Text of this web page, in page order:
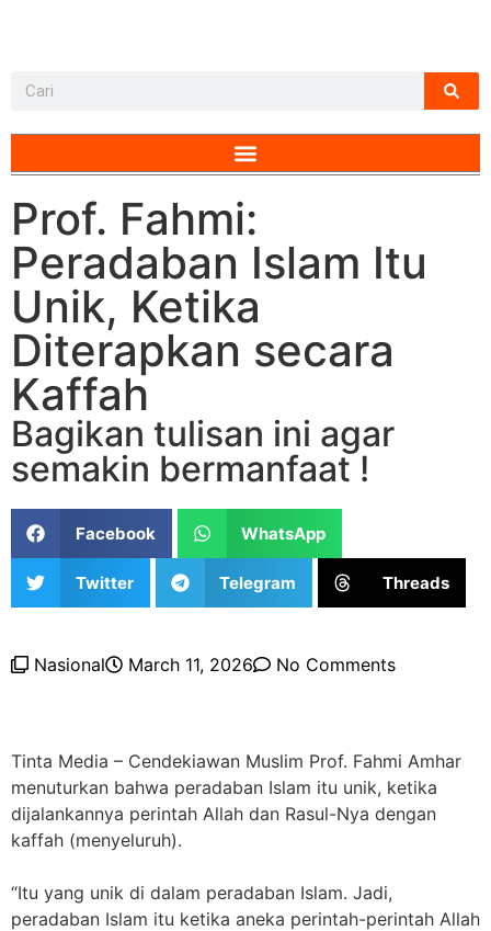
Prof. Fahmi:
Peradaban Islam Itu
Unik, Ketika
Diterapkan secara
Kaffah
Bagikan tulisan ini agar
semakin bermanfaat !
Facebook WhatsApp
Twitter Telegram Threads
Nasional March 11, 2026 No Comments
Tinta Media – Cendekiawan Muslim Prof. Fahmi Amhar
menuturkan bahwa peradaban Islam itu unik, ketika
dijalankannya perintah Allah dan Rasul-Nya dengan
kaffah (menyeluruh).
“Itu yang unik di dalam peradaban Islam. Jadi,
peradaban Islam itu ketika aneka perintah-perintah Allah